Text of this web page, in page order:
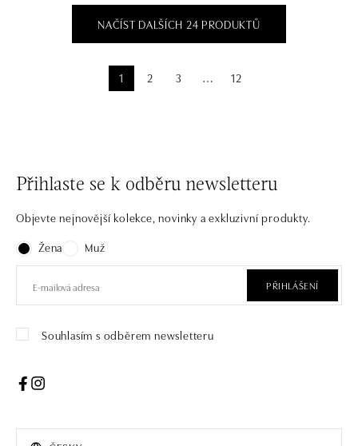
NAČÍST DALŠÍCH 24 PRODUKTŮ
1 2 3 ⋯ 12
Přihlaste se k odběru newsletteru
Objevte nejnovější kolekce, novinky a exkluzivní produkty.
Žena
Muž
PŘIHLÁŠENÍ
Souhlasím s odběrem newsletteru